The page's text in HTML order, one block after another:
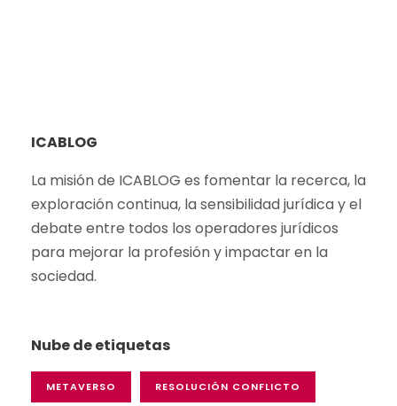
ICABLOG
La misión de ICABLOG es fomentar la recerca, la
exploracióncontinua, lasensibilidadjurídica y el
debate entre todos los operadores jurídicos
para mejorar la profesiónyimpactar en la
sociedad.
Nube de etiquetas
METAVERSO RESOLUCIÓN CONFLICTO